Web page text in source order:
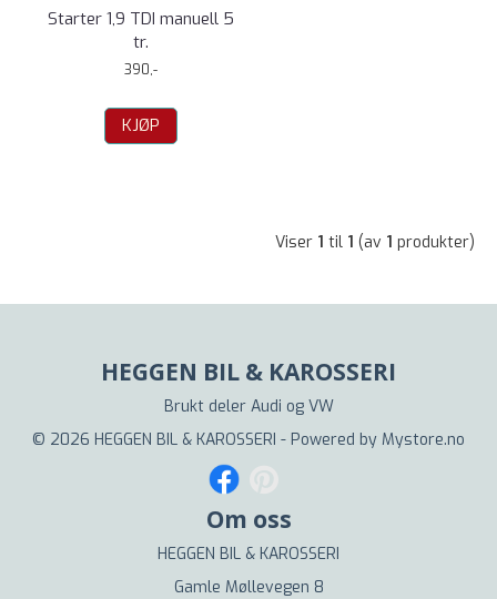
Starter 1,9 TDI manuell 5
tr.
390,-
KJØP
Viser 1 til 1 (av 1 produkter)
HEGGEN BIL & KAROSSERI
Brukt deler Audi og VW
© 2026 HEGGEN BIL & KAROSSERI - Powered by Mystore.no
Om oss
HEGGEN BIL & KAROSSERI
Gamle Møllevegen 8